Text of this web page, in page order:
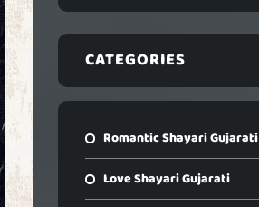
CATEGORIES
Romantic Shayari Gujarati
Love Shayari Gujarati